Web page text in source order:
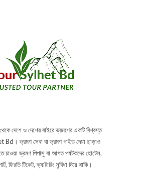
দেশে ও দেশের বাইরে ভ্রমণের একটি বিশ্বস্ত
ভ্রমণ সেবা বা ভ্রমণ গাইড দেয়া ছাড়াও
চাওয়া ভ্রমণ পিপাসু বা আগত পর্যটকদের হোটেল,
ফিরতি টিকেট, ক্যাটারিং সুবিধা দিয়ে থাকি।